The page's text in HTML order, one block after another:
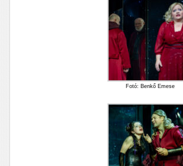
Fotó: Benkő Emese